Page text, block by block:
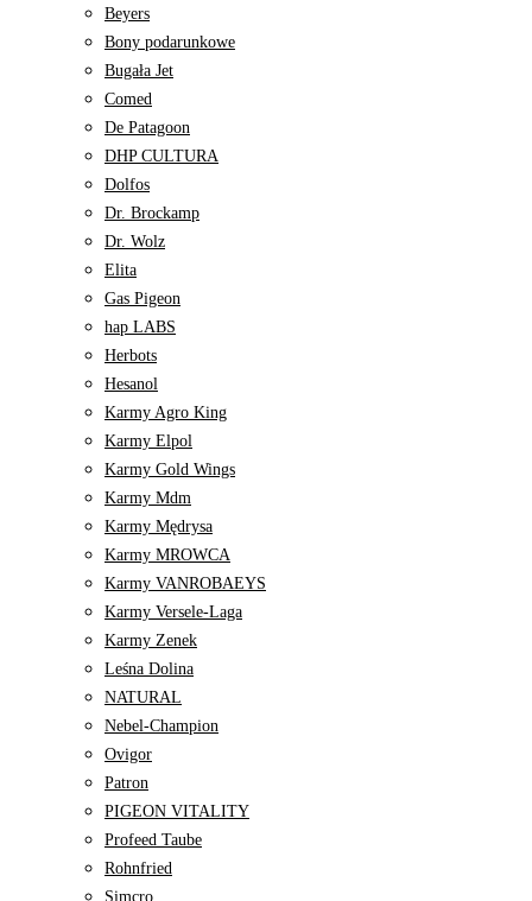
Beyers
Bony podarunkowe
Bugała Jet
Comed
De Patagoon
DHP CULTURA
Dolfos
Dr. Brockamp
Dr. Wolz
Elita
Gas Pigeon
hap LABS
Herbots
Hesanol
Karmy Agro King
Karmy Elpol
Karmy Gold Wings
Karmy Mdm
Karmy Mędrysa
Karmy MROWCA
Karmy VANROBAEYS
Karmy Versele-Laga
Karmy Zenek
Leśna Dolina
NATURAL
Nebel-Champion
Ovigor
Patron
PIGEON VITALITY
Profeed Taube
Rohnfried
Simcro